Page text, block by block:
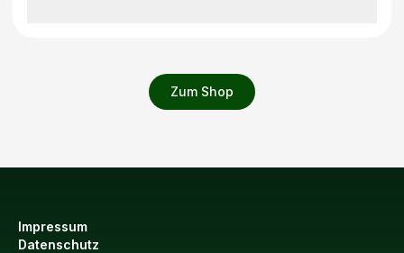
Zum Shop
Impressum
Datenschutz